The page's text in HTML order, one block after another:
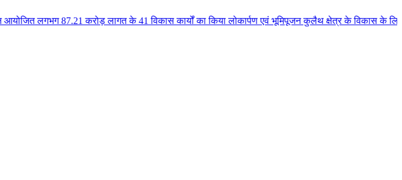
लागत के 41 विकास कार्यों का किया लोकार्पण एवं भूमिपूजन कुलैथ क्षेत्र के विकास के लिये की बड़ी-बड़ी